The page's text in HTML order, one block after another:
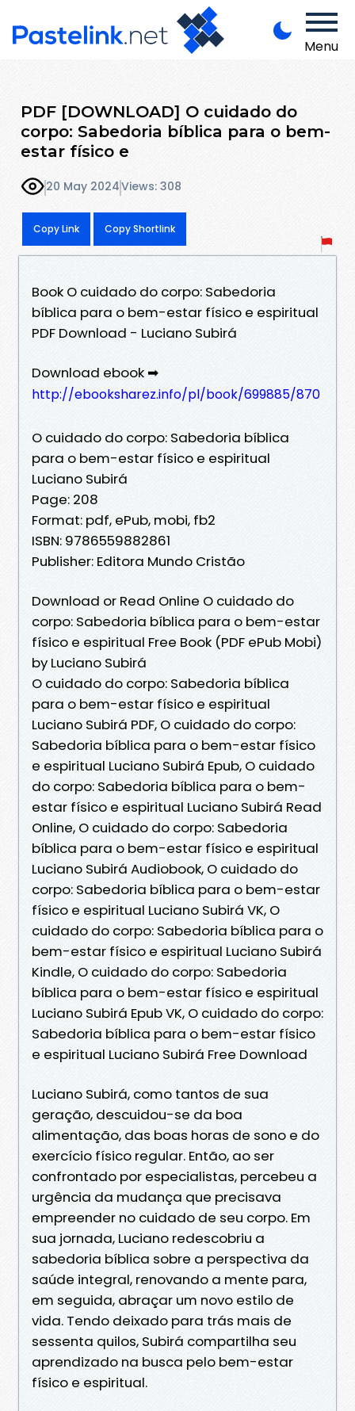
Menu
PDF [DOWNLOAD] O cuidado do
corpo: Sabedoria bíblica para o bem-
estar físico e
20 May 2024Views: 308
Copy Link Copy Shortlink
Book O cuidado do corpo: Sabedoria
bíblica para o bem-estar físico e espiritual
PDF Download - Luciano Subirá
Download ebook ➡
http://ebooksharez.info/pl/book/699885/870
O cuidado do corpo: Sabedoria bíblica
para o bem-estar físico e espiritual
Luciano Subirá
Page: 208
Format: pdf, ePub, mobi, fb2
ISBN: 9786559882861
Publisher: Editora Mundo Cristão
Download or Read Online O cuidado do
corpo: Sabedoria bíblica para o bem-estar
físico e espiritual Free Book (PDF ePub Mobi)
by Luciano Subirá
O cuidado do corpo: Sabedoria bíblica
para o bem-estar físico e espiritual
Luciano Subirá PDF, O cuidado do corpo:
Sabedoria bíblica para o bem-estar físico
e espiritual Luciano Subirá Epub, O cuidado
do corpo: Sabedoria bíblica para o bem-
estar físico e espiritual Luciano Subirá Read
Online, O cuidado do corpo: Sabedoria
bíblica para o bem-estar físico e espiritual
Luciano Subirá Audiobook, O cuidado do
corpo: Sabedoria bíblica para o bem-estar
físico e espiritual Luciano Subirá VK, O
cuidado do corpo: Sabedoria bíblica para o
bem-estar físico e espiritual Luciano Subirá
Kindle, O cuidado do corpo: Sabedoria
bíblica para o bem-estar físico e espiritual
Luciano Subirá Epub VK, O cuidado do corpo:
Sabedoria bíblica para o bem-estar físico
e espiritual Luciano Subirá Free Download
Luciano Subirá, como tantos de sua
geração, descuidou-se da boa
alimentação, das boas horas de sono e do
exercício físico regular. Então, ao ser
confrontado por especialistas, percebeu a
urgência da mudança que precisava
empreender no cuidado de seu corpo. Em
sua jornada, Luciano redescobriu a
sabedoria bíblica sobre a perspectiva da
saúde integral, renovando a mente para,
em seguida, abraçar um novo estilo de
vida. Tendo deixado para trás mais de
sessenta quilos, Subirá compartilha seu
aprendizado na busca pelo bem-estar
físico e espiritual.